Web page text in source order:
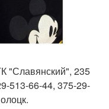
"Славянский", 235
513-66-44, 375-29-